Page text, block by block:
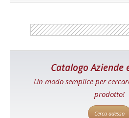
Catalogo Aziende
Un modo semplice per
prodotto!
Cerca adesso